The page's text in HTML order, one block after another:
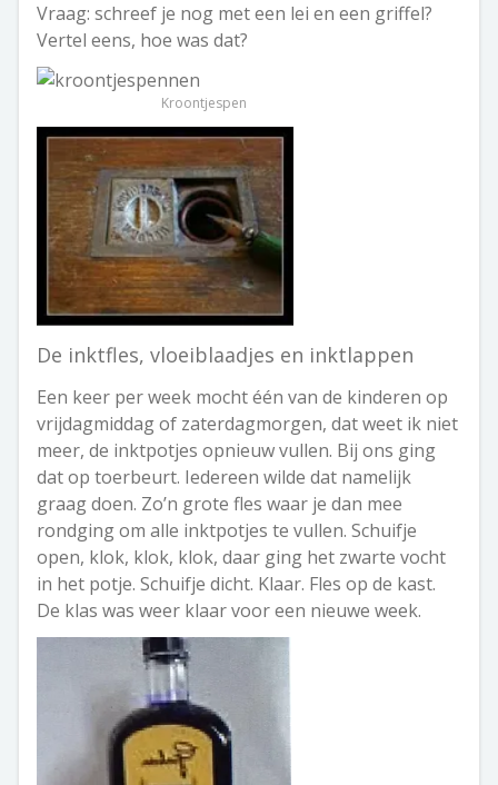
Vraag: schreef je nog met een lei en een griffel?
Vertel eens, hoe was dat?
Kroontjespen
De inktfles, vloeiblaadjes en inktlappen
Een keer per week mocht één van de kinderen op
vrijdagmiddag of zaterdagmorgen, dat weet ik niet
meer, de inktpotjes opnieuw vullen. Bij ons ging
dat op toerbeurt. Iedereen wilde dat namelijk
graag doen. Zo’n grote fles waar je dan mee
rondging om alle inktpotjes te vullen. Schuifje
open, klok, klok, klok, daar ging het zwarte vocht
in het potje. Schuifje dicht. Klaar. Fles op de kast.
De klas was weer klaar voor een nieuwe week.